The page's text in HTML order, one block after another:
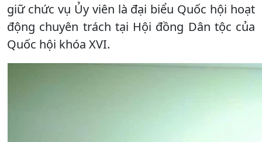
giữ chức vụ Ủy viên là đại biểu Quốc hội hoạt
động chuyên trách tại Hội đồng Dân tộc của
Quốc hội khóa XVI.